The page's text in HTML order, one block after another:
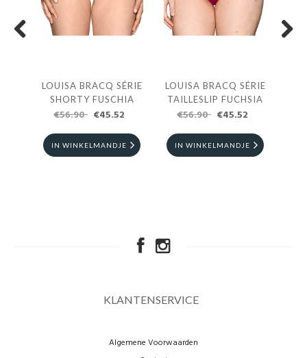
LOUISA BRACQ SÉRIE
SHORTY FUSCHIA
€56.90 €45.52
IN WINKELMANDJE
LOUISA BRACQ SÉRIE
TAILLESLIP FUCHSIA
€56.90 €45.52
IN WINKELMANDJE
KLANTENSERVICE
Algemene Voorwaarden